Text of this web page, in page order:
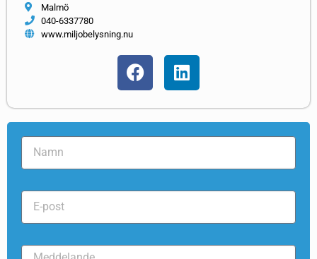
Malmö
040-6337780
www.miljobelysning.nu